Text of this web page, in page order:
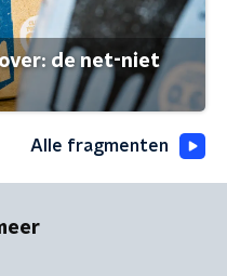
de net-niet
Alle fragmenten